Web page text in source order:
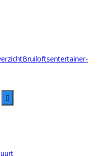
Bruiloftsentertainer-